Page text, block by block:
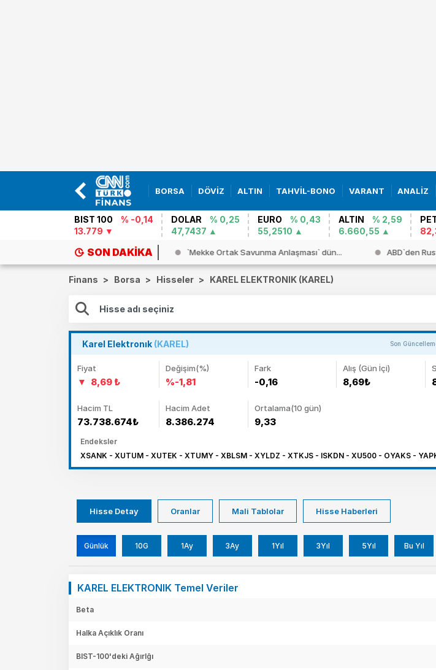
BORSA DÖVİZ ALTIN TAHVİL-BONO VARANT ANALİZ
BIST 100
% -0,14
13.779
DOLAR
% 0,25
47,7437
EURO
% 0,43
55,2510
ALTIN
% 2,59
6.660,55
SON DAKIKA
737 MAX uçakları için kritik... `Mekke Ortak Savunma Anlaşması` dün... ABD`den
Finans > Borsa > Hisseler > KAREL ELEKTRONIK (KAREL)
Karel Elektronık (KAREL) Son
Fiyat
8,69 ₺
Değişim(%)
%-1,81
Fark
-0,16
Alış (Gün İçi)
8,69₺
Hacim TL
73.738.674₺
Hacim Adet
8.386.274
Ortalama(10 gün)
9,33
Endeksler
XSANK - XUTUM - XUTEK - XTUMY - XBLSM - XYLDZ - XTKJS - ISKDN - XU500 - OYAKS -
Hisse Detay Oranlar Mali Tablolar Hisse Haberleri
Günlük 10G 1Ay 3Ay 1Yıl 3Yıl 5Yıl Bu Yıl
KAREL ELEKTRONIK Temel Veriler
Beta
Halka Açıklık Oranı
BIST-100'deki Ağırlğı